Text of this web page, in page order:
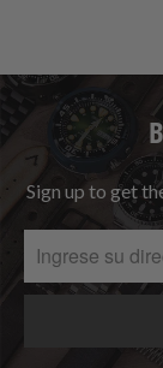
Sign up to get